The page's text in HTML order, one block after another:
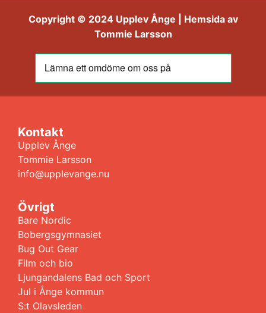
Copyright © 2024 Upplev Ånge | Hemsida av
Tommie Larsson
Kontakt
Upplev Ånge
Tommie Larsson
info@upplevange.nu
Övrigt
Bare Nordic
Bobergsgymnasiet
Bug Out Gear
Film och bio
Ljungandalens Bad och Sport
Jul i Ånge kommun
S:t Olavsleden